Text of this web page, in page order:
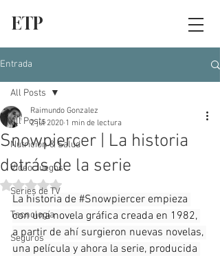
ETP
Entrada
All Posts
Nutrición & Salud
Video Juegos
Series de TV
Tecnología
Seguros
All Posts
Snowpiercer | La historia
detrás de la serie
Raimundo Gonzalez
2 jul 2020 1 min de lectura
Obtuvo NaN de 5 estrellas.
La historia de #Snowpiercer empieza
con una novela gráfica creada en 1982,
a partir de ahí surgieron nuevas novelas,
una película y ahora la serie, producida